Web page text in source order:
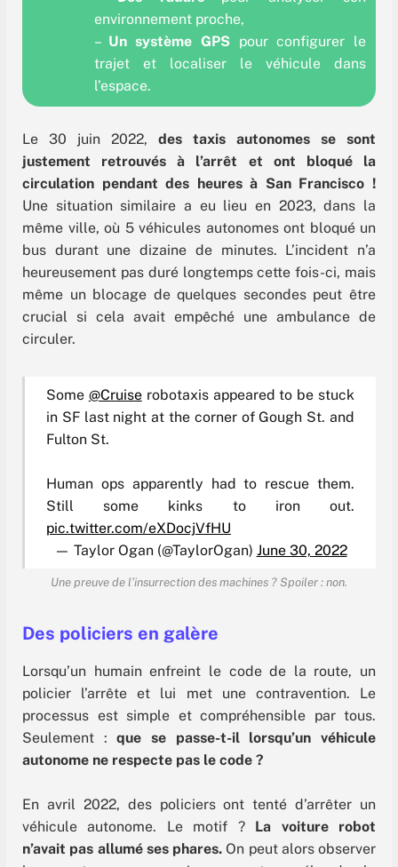
environnement proche,
– Un système GPS pour configurer le
trajet et localiser le véhicule dans
l’espace.
Le 30 juin 2022, des taxis autonomes se sont
justement retrouvés à l’arrêt et ont bloqué la
circulation pendant des heures à San Francisco !
Une situation similaire a eu lieu en 2023, dans la
même ville, où 5 véhicules autonomes ont bloqué un
bus durant une dizaine de minutes. L’incident n’a
heureusement pas duré longtemps cette fois-ci, mais
même un blocage de quelques secondes peut être
crucial si cela avait empêché une ambulance de
circuler.
Some @Cruiserobotaxis appeared to be stuck
in SF last night at the corner of Gough St. and
Fulton St.
Human ops apparently had to rescue them.
Still some kinks to iron out.
pic.twitter.com/eXDocjVfHU
— Taylor Ogan (@TaylorOgan) June 30, 2022
Une preuve de l’insurrection des machines ? Spoiler : non.
Des policiers en galère
Lorsqu’un humain enfreint le code de la route, un
policier l’arrête et lui met une contravention. Le
processus est simple et compréhensible par tous.
Seulement : que se passe-t-il lorsqu’un véhicule
autonome ne respecte pas le code ?
En avril 2022, des policiers ont tenté d’arrêter un
véhicule autonome. Le motif ? La voiture robot
n’avait pas allumé ses phares. On peut alors observer